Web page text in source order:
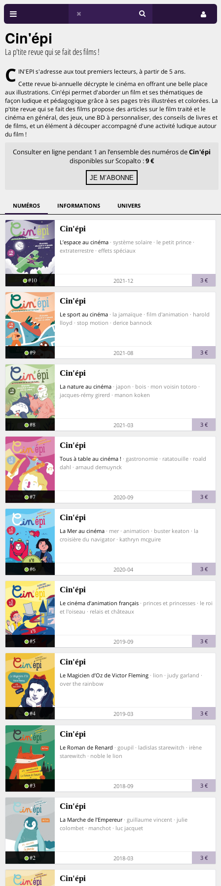
Cin'épi
La p'tite revue qui se fait des films !
C IN'EPI s'adresse aux tout premiers lecteurs, à partir de 5 ans.
Cette revue bi-annuelle décrypte le cinéma en offrant une belle place
aux illustrations. Cin'épi permet d'aborder un film et ses thématiques de
façon ludique et pédagogique grâce à ses pages très illustrées et colorées. La
p'tite revue qui se fait des films propose des articles sur le film traité et le
cinéma en général, des jeux, une BD à personnaliser, des conseils de livres et
de films, et un élément à découper accompagné d'une activité ludique autour
du film !
Consulter en ligne pendant 1 an l’ensemble des numéros deCin'épi
disponibles sur Scopalto :9 €
NUMÉROS INFORMATIONS UNIVERS
Cin'épi
L’espace au cinéma · système solaire · le petit prince ·
extraterrestre · effets spéciaux
#10 2021-12 3 €
Cin'épi
Le sport au cinéma · la jamaïque · film d'animation · harold
lloyd · stop motion · derice bannock
#9 2021-08 3 €
Cin'épi
La nature au cinéma · japon · bois · mon voisin totoro ·
jacques-rémy girerd · manon koken
#8 2021-03 3 €
Cin'épi
Tous à table au cinéma ! · gastronomie · ratatouille · roald
dahl · arnaud demuynck
#7 2020-09 3 €
Cin'épi
La Mer au cinéma · mer · animation · buster keaton · la
croisière du navigator · kathryn mcguire
#6 2020-04 3 €
Cin'épi
Le cinéma d’animation français · princes et princesses · le roi
et l'oiseau · relais et châteaux
#5 2019-09 3 €
Cin'épi
Le Magicien d’Oz de Victor Fleming · lion · judy garland ·
over the rainbow
#4 2019-03 3 €
Cin'épi
Le Roman de Renard · goupil · ladislas starewitch · irène
starewitch · noble le lion
#3 2018-09 3 €
Cin'épi
La Marche de l’Empereur · guillaume vincent · julie
colombet · manchot · luc jacquet
#2 2018-03 3 €
Cin'épi